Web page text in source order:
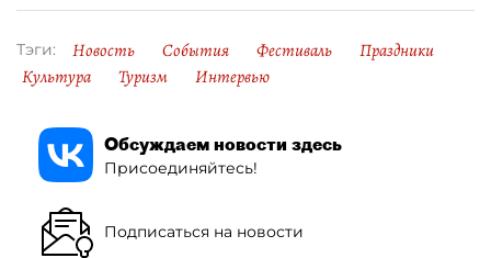
Тэги: Новость События Фестиваль
Праздники
Культура
Туризм Интервью
Обсуждаем новости здесь
Присоединяйтесь!
Подписаться на новости